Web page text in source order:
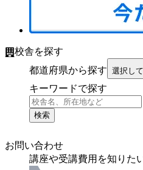
校舎を探す
都道府県から探す 選択し
キーワードで探す
検索
お問い合わせ
講座や受講費用を知りた